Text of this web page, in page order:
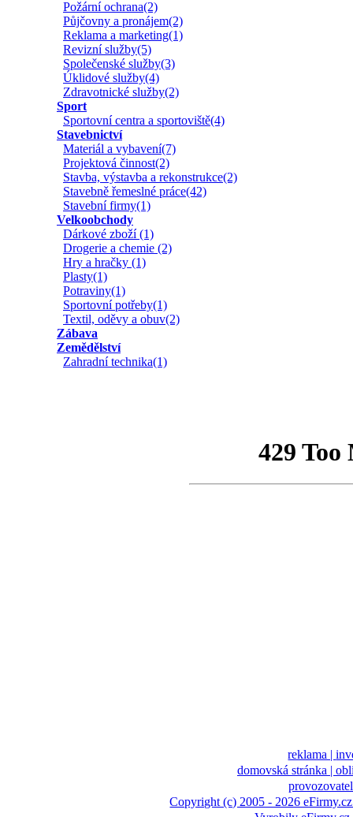
Požární ochrana(2)
Půjčovny a pronájem(2)
Reklama a marketing(1)
Revizní služby(5)
Společenské služby(3)
Úklidové služby(4)
Zdravotnické služby(2)
Sport
Sportovní centra a sportoviště(4)
Stavebnictví
Materiál a vybavení(7)
Projektová činnost(2)
Stavba, výstavba a rekonstrukce(2)
Stavebně řemeslné práce(42)
Stavební firmy(1)
Velkoobchody
Dárkové zboží (1)
Drogerie a chemie (2)
Hry a hračky (1)
Plasty(1)
Potraviny(1)
Sportovní potřeby(1)
Textil, oděvy a obuv(2)
Zábava
Zemědělství
Zahradní technika(1)
reklama |
domovská stránka |
Copyright (c) 2005 - 2026